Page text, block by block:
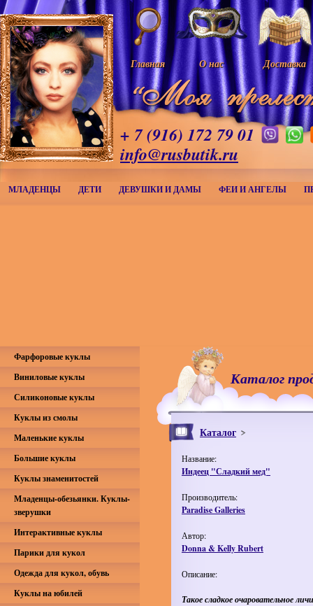
Главная О нас Доставка
+ 7 (916) 172 79 01
info@rusbutik.ru
МЛАДЕНЦЫ ДЕТИ ДЕВУШКИ И ДАМЫ ФЕИ И АНГЕЛЫ
Каталог
Каталог
Название:
Индеец "Сладкий мед"
Производитель:
Paradise Galleries
Автор:
Donna & Kelly Rubert
Описание:
Такое сладкое очаровательное
Фарфоровые куклы
Виниловые куклы
Силиконовые куклы
Куклы из смолы
Маленькие куклы
Большие куклы
Куклы знаменитостей
Младенцы-обезьянки. Куклы-
зверушки
Интерактивные куклы
Парики для кукол
Одежда для кукол, обувь
Куклы на юбилей